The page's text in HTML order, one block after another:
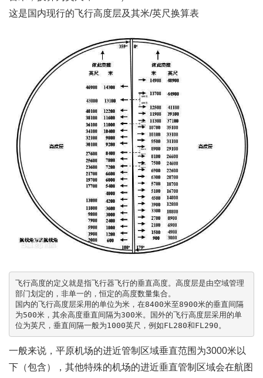
这是国内现行的飞行高度层及其米/英尺换算表
飞行高度的定义就是指飞行器飞行的垂直高度。高度层是由空域管理
部门划定的，非单一的，恒定的高度数量集合。
国内的飞行高度层采用的单位为米，在8400米至8900米的垂直间隔
为500米，其余高度垂直间隔为300米。国外的飞行高度层采用的单
一般来说，平原机场的进近管制区域垂直范围为3000米以
下（包含），其他特殊的机场的进近垂直管制区域会在航图